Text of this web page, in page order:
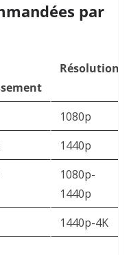
par
Résolution
1080p
1440p
1080p-
1440p
1440p-4K